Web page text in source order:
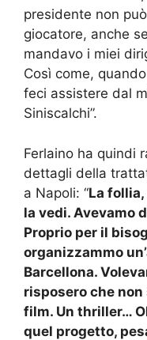
presidente non
giocatore, anche
mandavo i miei
Così come,
feci assistere dal
Siniscalchi”.
Ferlaino ha quindi
dettagli della
a Napoli: “La
la vedi. Avevamo
Proprio per il
organizzammo
Barcellona.
risposero che non
film. Un thriller…
quel progetto,